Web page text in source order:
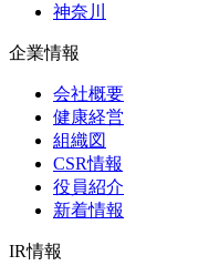
神奈川
企業情報
会社概要
健康経営
組織図
CSR情報
役員紹介
新着情報
IR情報